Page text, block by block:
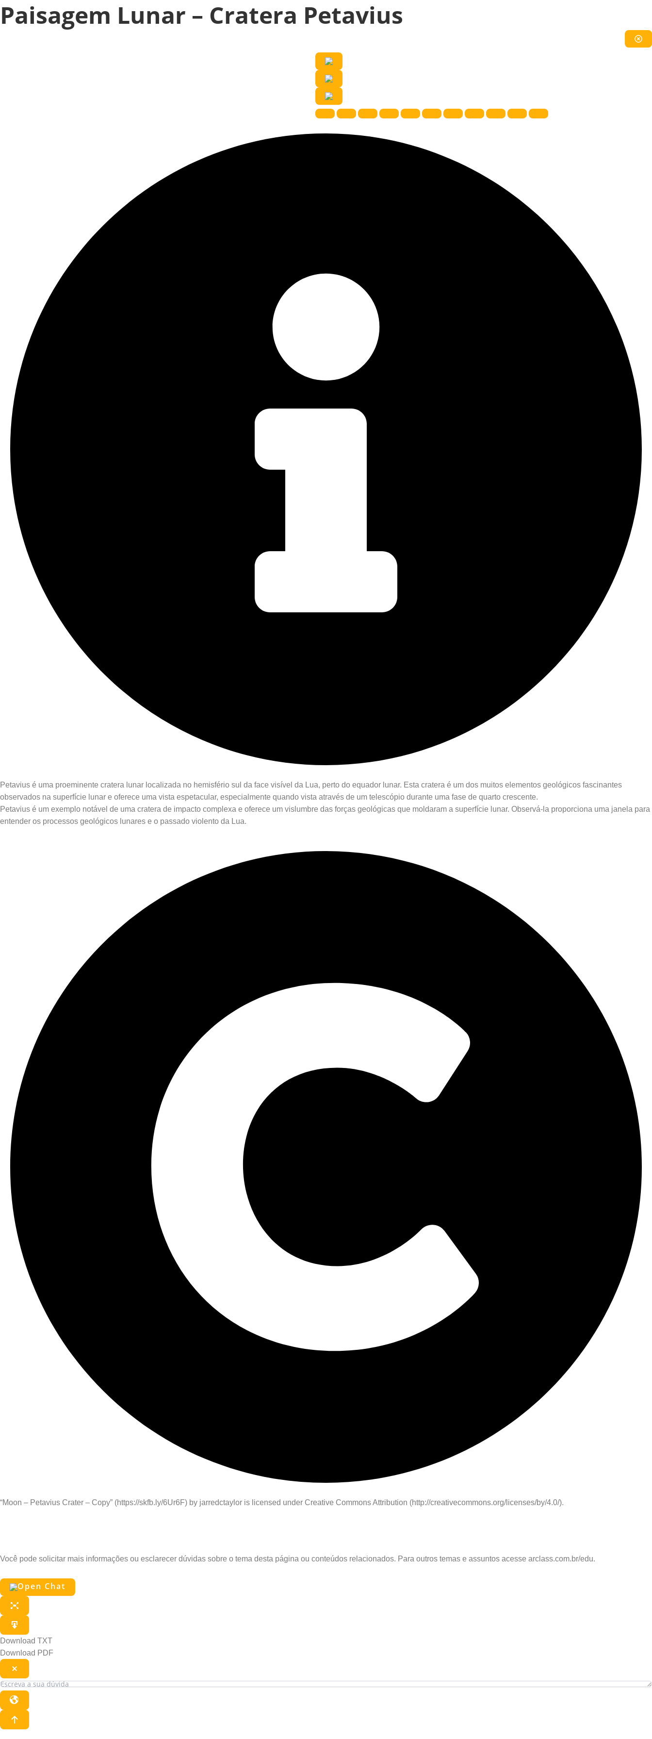
Paisagem Lunar – Cratera Petavius
Petavius é uma proeminente cratera lunar localizada no hemisfério sul da face visível da Lua, perto do equador lunar. Esta cratera é um dos muitos elementos geológicos fascinantes
observados na superfície lunar e oferece uma vista espetacular, especialmente quando vista através de um telescópio durante uma fase de quarto crescente.
Petavius é um exemplo notável de uma cratera de impacto complexa e oferece um vislumbre das forças geológicas que moldaram a superfície lunar. Observá-la proporciona uma janela para
entender os processos geológicos lunares e o passado violento da Lua.
“Moon – Petavius Crater – Copy” (https://skfb.ly/6Ur6F) by jarredctaylor is licensed under Creative Commons Attribution (http://creativecommons.org/licenses/by/4.0/).
Você pode solicitar mais informações ou esclarecer dúvidas sobre o tema desta página ou conteúdos relacionados. Para outros temas e assuntos acesse arclass.com.br/edu.
Download TXT
Download PDF